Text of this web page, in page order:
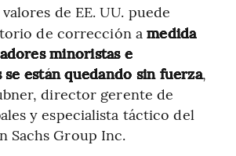
de EE. UU. puede
de corrección amedida
minoristas e
están quedando sin fuerza,
director gerente de
y especialista táctico del
Sachs Group Inc.